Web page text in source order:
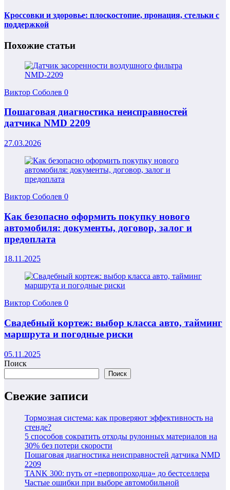
Кроссовки и здоровье: плоскостопие, пронация, стельки с
поддержкой
Похожие статьи
Виктор Соболев 0
Пошаговая диагностика неисправностей
датчика NMD 2209
27.03.2026
Виктор Соболев 0
Как безопасно оформить покупку нового
автомобиля: документы, договор, залог и
предоплата
18.11.2025
Виктор Соболев 0
Свадебный кортеж: выбор класса авто, тайминг
маршрута и погодные риски
05.11.2025
Поиск
Поиск
Свежие записи
Тормозная система: как проверяют эффективность на
стенде?
5 способов сократить отходы рулонных материалов на
30% без потери скорости
Пошаговая диагностика неисправностей датчика NMD
2209
TANK 300: путь от «первопроходца» до бестселлера
Частые ошибки при выборе автомобильной